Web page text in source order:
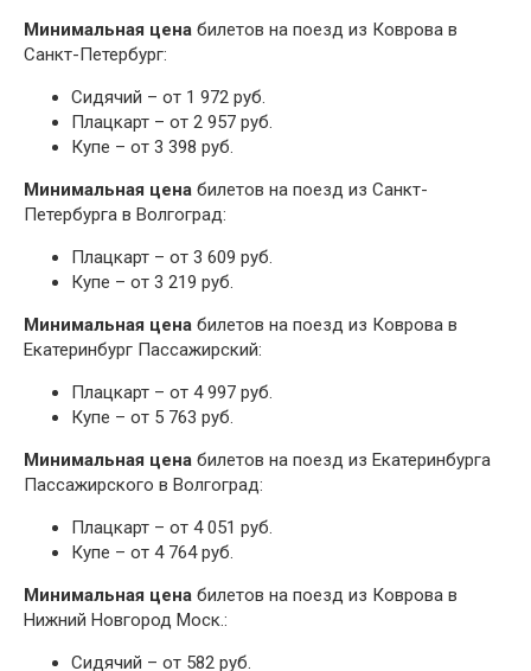
Минимальная цена билетов на поезд из Коврова в
Санкт-Петербург:
Сидячий – от 1 972 руб.
Плацкарт – от 2 957 руб.
Купе – от 3 398 руб.
Минимальная цена билетов на поезд из Санкт-
Петербурга в Волгоград:
Плацкарт – от 3 609 руб.
Купе – от 3 219 руб.
Минимальная цена билетов на поезд из Коврова в
Екатеринбург Пассажирский:
Плацкарт – от 4 997 руб.
Купе – от 5 763 руб.
Минимальная цена билетов на поезд из Екатеринбурга
Пассажирского в Волгоград:
Плацкарт – от 4 051 руб.
Купе – от 4 764 руб.
Минимальная цена билетов на поезд из Коврова в
Нижний Новгород Моск.:
Сидячий – от 582 руб.